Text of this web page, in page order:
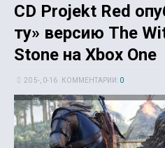
CD Projekt Red
ту» версию The
Stone на Xbox One
20 5-, 0-16 КОММЕНТАРИИ: 0